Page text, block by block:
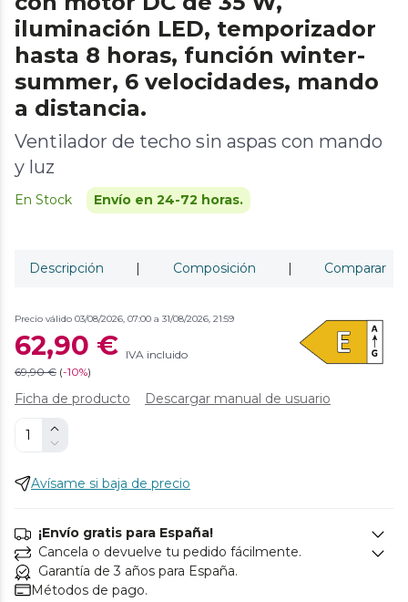
iluminación LED, temporizador
hasta 8 horas, función winter-
summer, 6 velocidades, mando
a distancia.
Ventilador de techo sin aspas con mando
y luz
En Stock Envío en 24-72 horas.
Descripción | Composición | Comparar
Precio válido 03/08/2026, 07:00 a 31/08/2026, 21:59
62,90 € IVA incluido
69,90 € (-10%)
Ficha de producto Descargar manual de usuario
Avísame si baja de precio
¡Envío gratis para España!
Cancela o devuelve tu pedido fácilmente.
Garantía de 3 años para España.
Métodos de pago.